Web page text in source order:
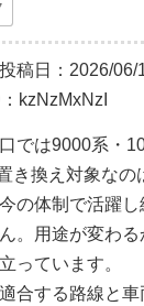
投稿日：2026/06/
：kzNzMxNzI
では9000系・
き換え対象なの
の体制で活躍
。用途が変わ
っています。
合する路線と